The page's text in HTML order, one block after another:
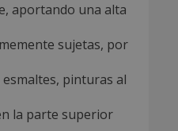
aportando una alta
sujetas, por
pinturas al
la parte superior